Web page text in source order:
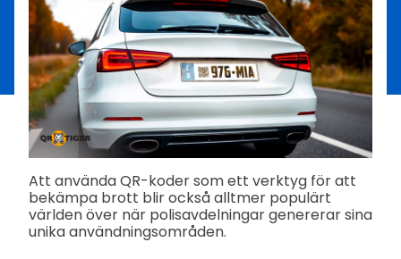
Att använda QR-koder som ett verktyg för att
bekämpa brott blir också alltmer populärt
världen över när polisavdelningar genererar sina
unika användningsområden.